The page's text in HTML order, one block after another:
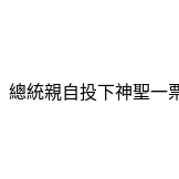
總統親自投下神聖一